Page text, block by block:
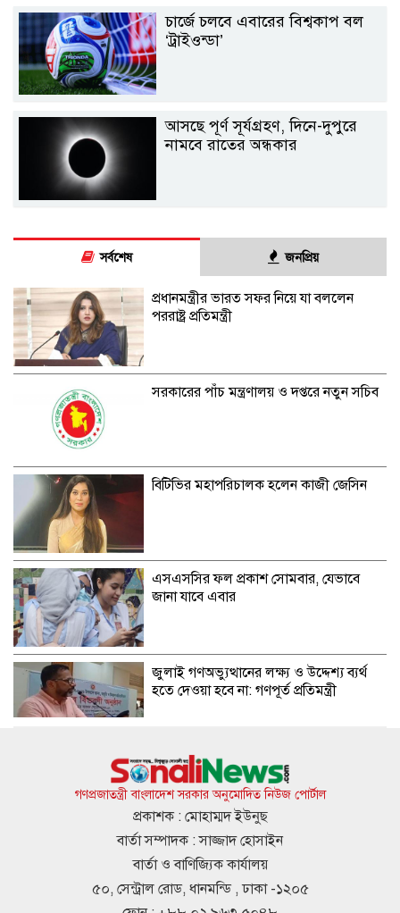
চার্জে চলবে এবারের বিশ্বকাপ বল
‘ট্রাইওন্ডা’
আসছে পূর্ণ সূর্যগ্রহণ, দিনে-দুপুরে
নামবে রাতের অন্ধকার
সর্বশেষ জনপ্রিয়
প্রধানমন্ত্রীর ভারত সফর নিয়ে যা বললেন
পররাষ্ট্র প্রতিমন্ত্রী
সরকারের পাঁচ মন্ত্রণালয় ও দপ্তরে নতুন সচিব
বিটিভির মহাপরিচালক হলেন কাজী জেসিন
এসএসসির ফল প্রকাশ সোমবার, যেভাবে
জানা যাবে এবার
জুলাই গণঅভ্যুত্থানের লক্ষ্য ও উদ্দেশ্য ব্যর্থ
হতে দেওয়া হবে না: গণপূর্ত প্রতিমন্ত্রী
বিমানবন্দরে ভিআইপি-সিআইপিদেরও তল্লাশির
সিদ্ধান্ত
রুশ পারমাণবিক আইসব্রেকারে উত্তর মেরু
অভিযানে বাংলাদেশী শিক্ষার্থী প্রত্যয়
গণপ্রজাতন্ত্রী বাংলাদেশ সরকার অনুমোদিত নিউজ পোর্টাল
প্রকাশক : মোহাম্মদ ইউনুছ
বার্তা সম্পাদক : সাজ্জাদ হোসাইন
বার্তা ও বাণিজ্যিক কার্যালয়
৫০, সেন্ট্রাল রোড, ধানমন্ডি , ঢাকা -১২০৫